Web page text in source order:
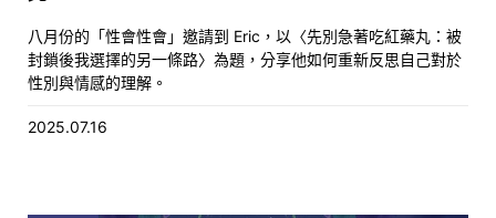
八月份的「性會性會」邀請到 Eric，以〈先別急著吃紅藥丸：被
封鎖後我選擇的另一條路〉為題，分享他如何重新反思自己對於
性別與情感的理解。
2025.07.16